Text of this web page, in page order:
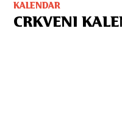
KALENDAR
CRKVENI